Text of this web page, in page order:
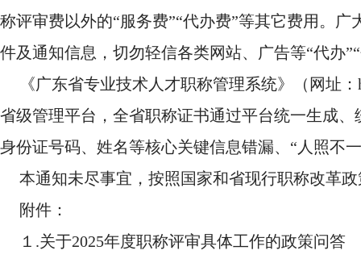
称评审费以外的“服务费”“代办费”等其它费用。
件及通知信息，切勿轻信各类网站、广告等“代办
《广东省专业技术人才职称管理系统》（网址
省级管理平台，全省职称证书通过平台统一生成
身份证号码、姓名等核心关键信息错漏、“人照不
本通知未尽事宜，按照国家和省现行职称改革
附件：
１.关于2025年度职称评审具体工作的政策问答